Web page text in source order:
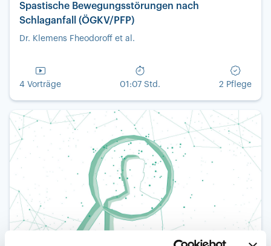
Spastische Bewegungsstörungen nach
Schlaganfall (ÖGKV/PFP)
Dr. Klemens Fheodoroff et al.
4 Vorträge 01:07 Std. 2 Pflege